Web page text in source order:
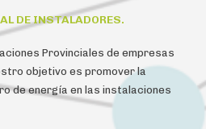
DE INSTALADORES.
Provinciales de empresas
objetivo es promover la
de energía en las instalaciones